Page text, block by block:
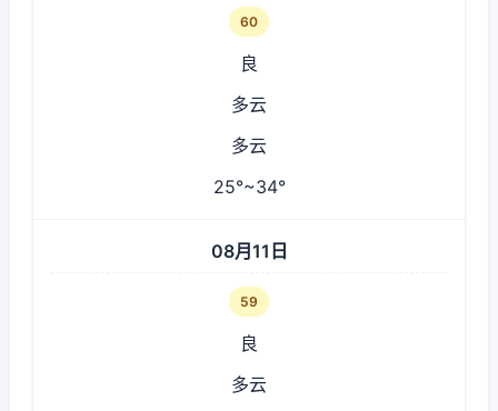
60
良
多云
多云
25°~34°
08月11日
59
良
多云